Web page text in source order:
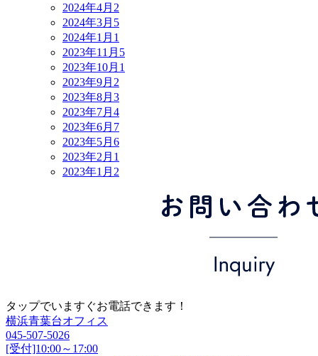
2024年4月 2
2024年3月 5
2024年1月 1
2023年11月 5
2023年10月 1
2023年9月 2
2023年8月 3
2023年7月 4
2023年6月 7
2023年5月 6
2023年2月 1
2023年1月 2
タップでいますぐお電話できます！
横浜青葉台オフィス
045-507-5026
[受付]10:00～17:00